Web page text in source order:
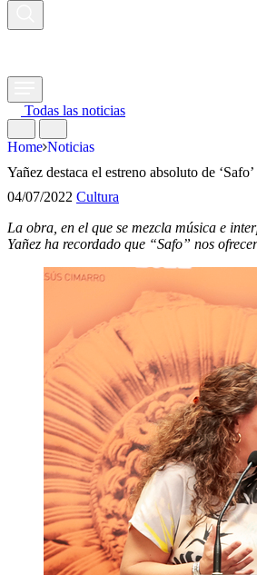
Todas las noticias
Home Noticias
Yañez destaca el estreno absoluto de
04/07/2022 Cultura
La obra, en el que se mezcla música e
Yañez ha recordado que “Safo” nos